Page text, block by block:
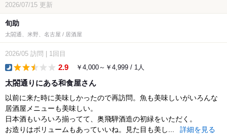
2026/07/15 更新
旬助
太閤通、米野、名古屋 / 居酒屋
2026/05 訪問 | 1回目
2.9 ￥4,000～￥4,999 / 1人
太閤通りにある和食屋さん
以前に来た時に美味しかったので再訪問。魚も美味しいがいろんな
居酒屋メニューも美味しい。
日本酒もいろいろ揃ってて、奥飛騨酒造の初緑をいただく。
お造りはボリュームもあっていいね。見た目も美し...
詳細を見る